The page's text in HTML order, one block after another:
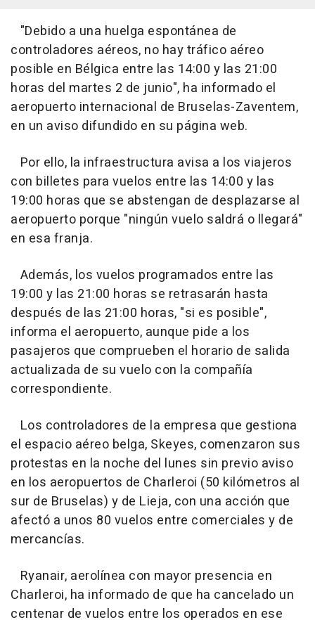
"Debido a una huelga espontánea de
controladores aéreos, no hay tráfico aéreo
posible en Bélgica entre las 14:00 y las 21:00
horas del martes 2 de junio", ha informado el
aeropuerto internacional de Bruselas-Zaventem,
en un aviso difundido en su página web.
Por ello, la infraestructura avisa a los viajeros
con billetes para vuelos entre las 14:00 y las
19:00 horas que se abstengan de desplazarse al
aeropuerto porque "ningún vuelo saldrá o llegará"
en esa franja.
Además, los vuelos programados entre las
19:00 y las 21:00 horas se retrasarán hasta
después de las 21:00 horas, "si es posible",
informa el aeropuerto, aunque pide a los
pasajeros que comprueben el horario de salida
actualizada de su vuelo con la compañía
correspondiente.
Los controladores de la empresa que gestiona
el espacio aéreo belga, Skeyes, comenzaron sus
protestas en la noche del lunes sin previo aviso
en los aeropuertos de Charleroi (50 kilómetros al
sur de Bruselas) y de Lieja, con una acción que
afectó a unos 80 vuelos entre comerciales y de
mercancías.
Ryanair, aerolínea con mayor presencia en
Charleroi, ha informado de que ha cancelado un
centenar de vuelos entre los operados en ese